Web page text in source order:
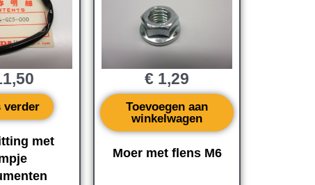
met
verder
Moer met flens M6
€ 1,29
Toevoegen aan
winkelwagen